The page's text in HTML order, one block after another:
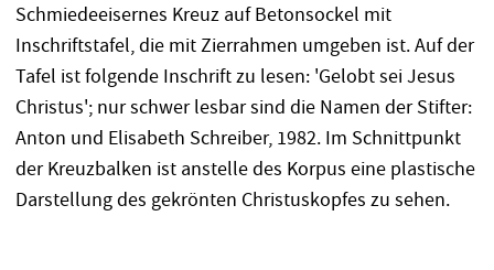
Schmiedeeisernes Kreuz auf Betonsockel mit
Inschriftstafel, die mit Zierrahmen umgeben ist. Auf der
Tafel ist folgende Inschrift zu lesen: 'Gelobt sei Jesus
Christus'; nur schwer lesbar sind die Namen der Stifter:
Anton und Elisabeth Schreiber, 1982. Im Schnittpunkt
der Kreuzbalken ist anstelle des Korpus eine plastische
Darstellung des gekrönten Christuskopfes zu sehen.